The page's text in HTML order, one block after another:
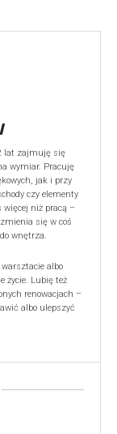
lat zajmuję się
wymiar. Pracuję
jak i przy
czy elementy
więcej niż pracą –
się w coś
wnętrza.
albo
życie. Lubię też
renowacjach –
albo ulepszyć